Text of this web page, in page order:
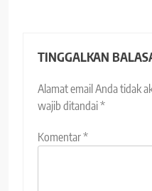
TINGGALKAN
Alamat email Anda tidak
wajib ditandai*
Komentar*